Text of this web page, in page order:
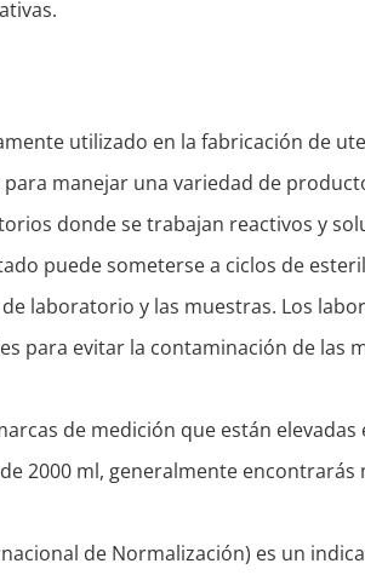
utilizado en la fabricación de
manejar una variedad de
donde se trabajan reactivos y
puede someterse a ciclos de
laboratorio y las muestras. Los
para evitar la contaminación de las
de medición que están
2000 ml, generalmente encontrarás
de Normalización) es un